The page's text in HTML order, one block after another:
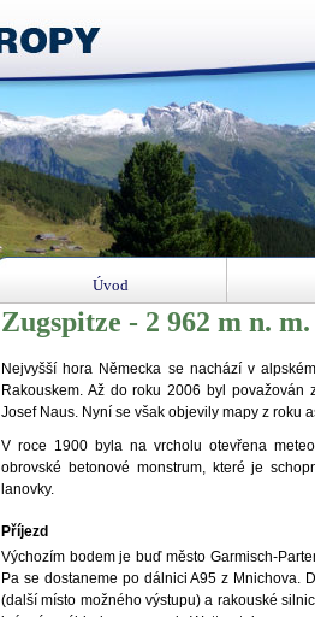
Zugspitze - 2 962 m n.
Nejvyšší hora Německa se nachází v
Rakouskem. Až do roku 2006 byl
Josef Naus. Nyní se však objevily mapy z roku
V roce 1900 byla na vrcholu otevřena
obrovské betonové monstrum, které je
lanovky.
Příjezd
Výchozím bodem je buď město Garmisch-
Pa se dostaneme po dálnici A95 z Mnichova.
(další místo možného výstupu) a rakouské
Úvod